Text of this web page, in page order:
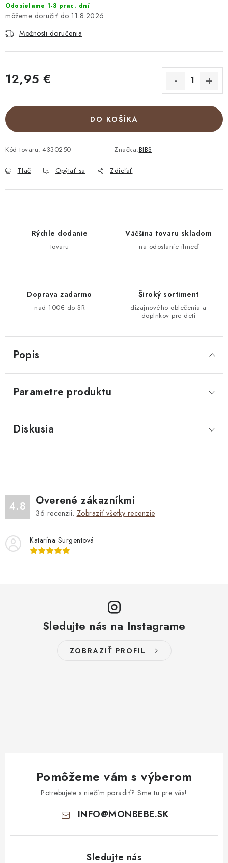
Odosielame 1-3 prac. dní
11.8.2026
Možnosti doručenia
12,95 €
DO KOŠÍKA
Kód tovaru: 4330250 Značka:BIBS
Tlač Opýtať sa Zdieľať
Rýchle dodanie
tovaru
Väčšina tovaru skladom
na odoslanie ihneď
Doprava zadarmo
nad 100€ do SR
Široký sortiment
dizajnového oblečenia a
doplnkov pre deti
Popis
Parametre produktu
Diskusia
4.8 Overené zákazníkmi
36 recenzií. Zobraziť všetky recenzie
Katarína Surgentová
Sledujte nás na Instagrame
ZOBRAZIŤ PROFIL
Pomôžeme vám s výberom
Potrebujete s niečím poradiť? Sme tu pre vás!
INFO@MONBEBE.SK